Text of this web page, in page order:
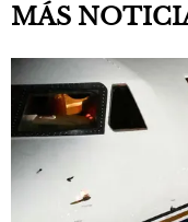
MÁS